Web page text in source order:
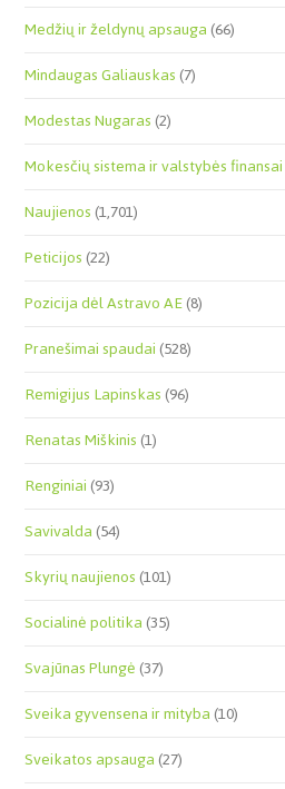
Medžių ir želdynų apsauga(66)
Mindaugas Galiauskas(7)
Modestas Nugaras(2)
Mokesčių sistema ir valstybės finansai
Naujienos(1,701)
Peticijos(22)
Pozicija dėl Astravo AE(8)
Pranešimai spaudai(528)
Remigijus Lapinskas(96)
Renatas Miškinis(1)
Renginiai(93)
Savivalda(54)
Skyrių naujienos(101)
Socialinė politika(35)
Svajūnas Plungė(37)
Sveika gyvensena ir mityba(10)
Sveikatos apsauga(27)